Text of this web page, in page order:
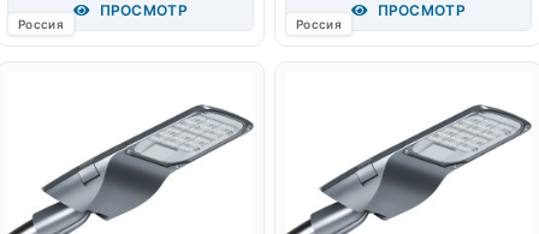
3000К IP66
ПРОСМОТР
Россия
3000К IP66
ПРОСМОТР
Россия